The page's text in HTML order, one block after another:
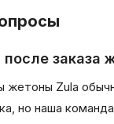
после
Zula
но наша